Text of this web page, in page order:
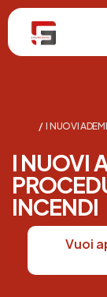
I NUOVI
I NUOVI
INCENDI
Vuoi